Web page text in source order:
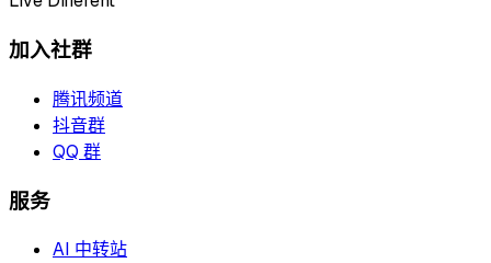
加入社群
腾讯频道
抖音群
QQ 群
服务
AI 中转站